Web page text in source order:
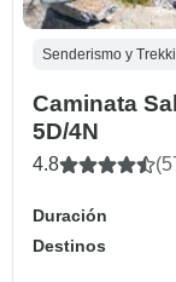
Senderismo y
Caminata
5D/4N
4.8
Duración
Destinos